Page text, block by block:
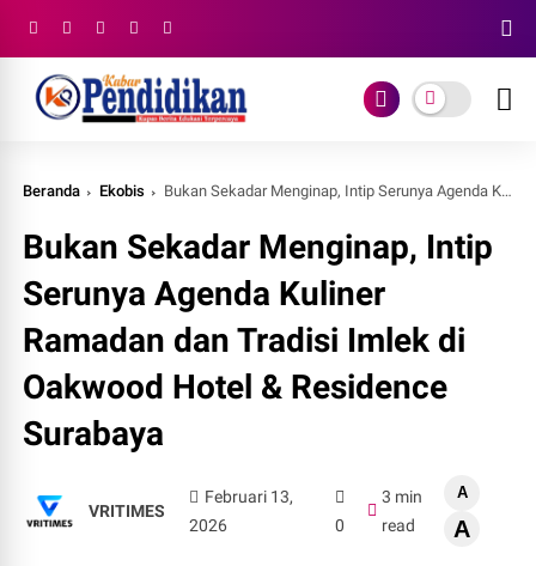
Beranda Ekobis Bukan Sekadar Menginap, Intip Serunya Agenda Kuliner Ramadan dan Tradisi Imlek di Oakwood Hotel & Residence Surabaya
Bukan Sekadar Menginap, Intip
Serunya Agenda Kuliner
Ramadan dan Tradisi Imlek di
Oakwood Hotel & Residence
Surabaya
VRITIMES
Februari 13,
2026
0
3 min
read
A
A